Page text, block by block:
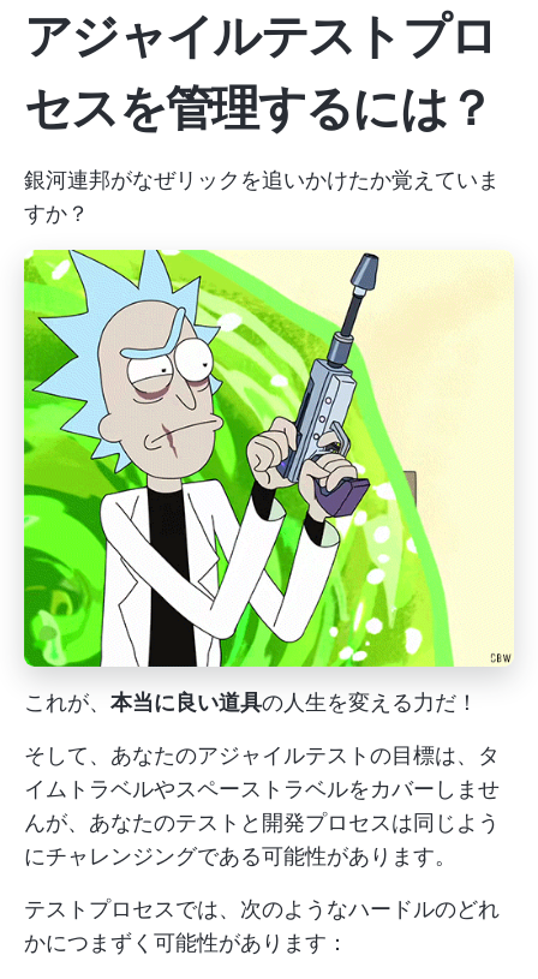
アジャイルテストプロ
セスを管理するには？
銀河連邦がなぜリックを追いかけたか覚えていま
すか？
これが、 本当に良い道具の人生を変える力だ！
そして、あなたのアジャイルテストの目標は、タ
イムトラベルやスペーストラベルをカバーしませ
んが、あなたのテストと開発プロセスは同じよう
にチャレンジングである可能性があります。
テストプロセスでは、次のようなハードルのどれ
かにつまずく可能性があります：